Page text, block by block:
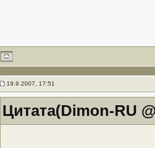
19.9.2007, 17:51
Цитата(Dimon-RU